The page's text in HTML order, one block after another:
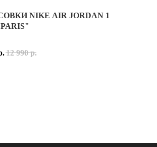
РЭПЕРА ТРЭВИСА
ОТТЕНКА RIDGEROCK, А
NIKE AIR JORDAN 1
12 990 р.